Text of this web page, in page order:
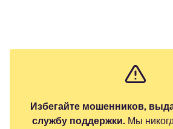
Избегайте мошенников,
службу поддержки.Мы